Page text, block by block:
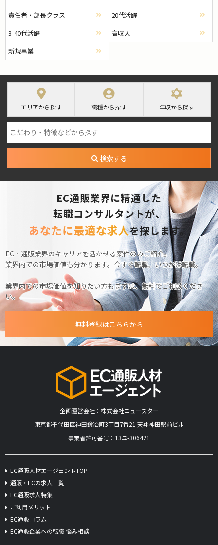
責任者・部長クラス
20代活躍
3-40代活躍
高収入
新規事業
エリアから探す 職種から探す 年収から探す
検索する
EC通販業界に精通した
転職コンサルタントが、
あなたに最適な求人を探します。
EC・通販業界のキャリアを活かせる案件のみご紹介。
業界内での市場価値も分かります。今すぐ転職、いつかは転職。
業界内での市場価値を知りたい方もまずは、無料でご相談くださ
い。
無料登録はこちらから
企画運営会社：株式会社ニュースター
​東京都千代田区神田鍛冶町3丁目7番21 天翔神田駅前ビル
事業者許可番号：13ユ-306421
EC通販人材エージェントTOP
通販・ECの求人一覧
EC通販求人特集
ご利用メリット
EC通販コラム
EC通販企業への転職 悩み相談